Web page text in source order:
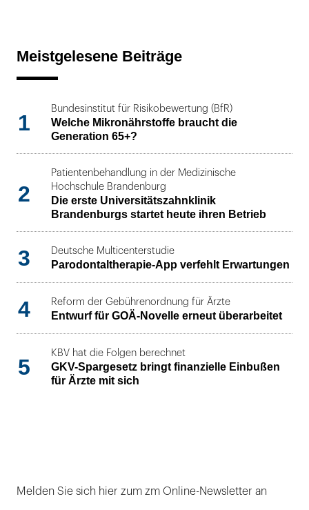
Meistgelesene Beiträge
1
Bundesinstitut für Risikobewertung (BfR)
Welche Mikronährstoffe braucht die
Generation 65+?
2
Patientenbehandlung in der Medizinische
Hochschule Brandenburg
Die erste Universitätszahnklinik
Brandenburgs startet heute ihren Betrieb
3 Deutsche Multicenterstudie
Parodontaltherapie-App verfehlt Erwartungen
4 Reform der Gebührenordnung für Ärzte
Entwurf für GOÄ-Novelle erneut überarbeitet
5
KBV hat die Folgen berechnet
GKV-Spargesetz bringt finanzielle Einbußen
für Ärzte mit sich
Melden Sie sich hier zum zm Online-Newsletter an